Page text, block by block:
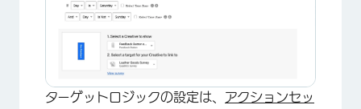
ターゲットロジックの設定は、 アクションセッ